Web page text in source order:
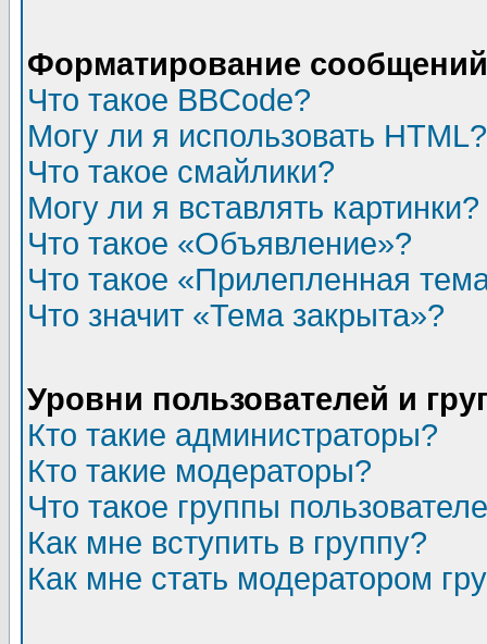
Форматирование
Что такое BBCode?
Могу ли я использовать HTML?
Что такое смайлики?
Могу ли я вставлять картинки?
Что такое «Объявление»?
Что такое «Прилепленная
Что значит «Тема закрыта»?
Уровни пользователей и
Кто такие администраторы?
Кто такие модераторы?
Что такое группы
Как мне вступить в группу?
Как мне стать модератором